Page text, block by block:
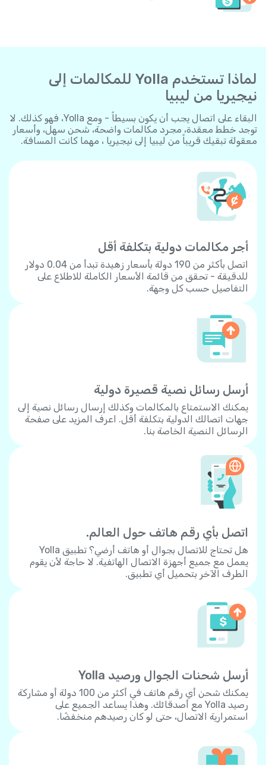
لماذا تستخدم Yolla للمكالمات إلى
نيجيريا من ليبيا
البقاء على اتصال يجب أن يكون بسيطاً - ومع Yolla، فهو كذلك. لا
توجد خطط معقدة، مجرد مكالمات واضحة، شحن سهل، وأسعار
معقولة تبقيك قريباً من ليبيا إلى نيجيريا ، مهما كانت المسافة.
أجر مكالمات دولية بتكلفة أقل
اتصل بأكثر من 190 دولة بأسعار زهيدة تبدأ من 0.04 دولار
للدقيقة - تحقق من قائمة الأسعار الكاملة للاطلاع على
التفاصيل حسب كل وجهة.
أرسل رسائل نصية قصيرة دولية
يمكنك الاستمتاع بالمكالمات وكذلك إرسال رسائل نصية إلى
جهات اتصالك الدولية بتكلفة أقل. اعرف المزيد على صفحة
الرسائل النصية الخاصة بنا.
اتصل بأي رقم هاتف حول العالم.
هل تحتاج للاتصال بجوال أو هاتف أرضي؟ تطبيق Yolla
يعمل مع جميع أجهزة الاتصال الهاتفية. لا حاجة لأن يقوم
الطرف الآخر بتحميل أي تطبيق.
أرسل شحنات الجوال ورصيد Yolla
يمكنك شحن أي رقم هاتف في أكثر من 100 دولة أو مشاركة
رصيد Yolla مع أصدقائك. وهذا يساعد الجميع على
استمرارية الاتصال، حتى لو كان رصيدهم منخفضًا.